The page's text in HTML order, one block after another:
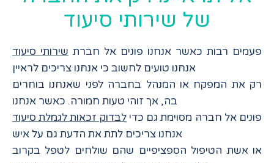
של שירותי סיעוד
פעמים רבות כאשר אנחנו פונים אל חברת שירותי סיעוד
אנחנו טועים לחשוב כי אנחנו צריכים לראיין
רק את המפקח או המנהל בחברה לפני שאנחנו בוחרים
בה, אך זוהי טעות חמורה. כאשר אנחנו
פונים אל חברה מסוימת גם כדילבדוק זכאות לגמלת סיעוד
אנחנו צריכים לתת את הדעת גם על איש
או אשת הטיפול הספציפיים שהם שולחים לטפל בקרוב